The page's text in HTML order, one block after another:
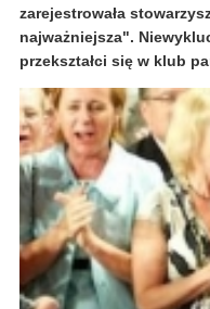
zarejestrowała
najważniejsza".
przekształci się w klub